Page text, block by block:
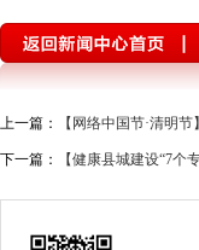
上一篇： 【网络中国节·清明
下一篇： 【健康县城建设“7个